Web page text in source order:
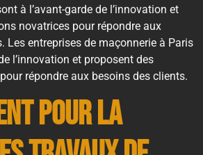
à l’avant-garde de l’innovation et
novatrices pour répondre aux
Les entreprises de maçonnerie à Paris
l’innovation et proposent des
répondre aux besoins des clients.
pour la